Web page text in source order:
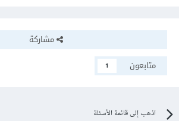
مشاركة
متابعون
1
اذهب إلى قائمة الأسئلة